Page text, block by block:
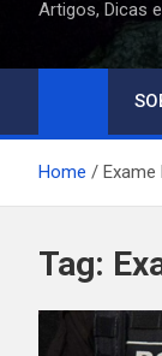
Artigos, Dicas
Home
Tag: